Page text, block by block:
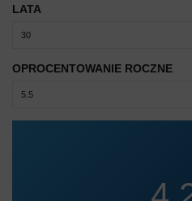
LATA
OPROCENTOWANIE ROCZNE